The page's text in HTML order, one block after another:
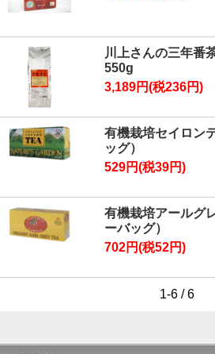
川上さんの三年
550g
3,189円(税236円)
有機栽培セイロン
ッグ）
529円(税39円)
有機栽培アールグ
ーバッグ）
702円(税52円)
1-6 / 6